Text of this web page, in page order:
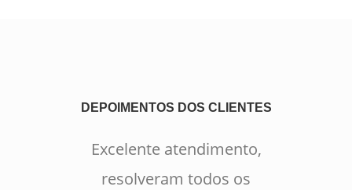
DEPOIMENTOS DOS CLIENTES
Excelente atendimento,
resolveram todos os